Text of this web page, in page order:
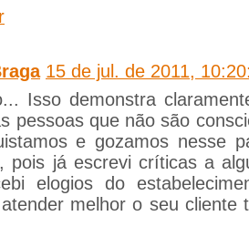
15 de jul. de 2011,
Isso demonstra
pessoas que não são
e gozamos nesse
pois já escrevi críticas a
elogios do
melhor o seu cliente